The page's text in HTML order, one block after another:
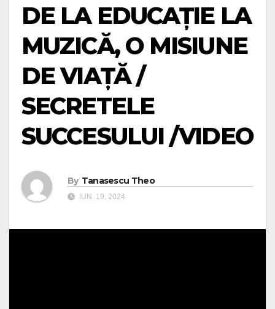
DE LA EDUCAȚIE LA
MUZICĂ, O MISIUNE
DE VIAȚĂ /
SECRETELE
SUCCESULUI /VIDEO
By Tanasescu Theo
IUN. 19, 2024